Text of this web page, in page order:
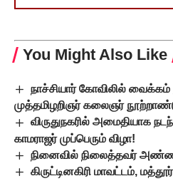
You Might Also Like
நாச்சியார் கோவிலில் வைக்கம்
முத்தமிழறிஞர் கலைஞர்
விருதுநகரில் அமைதியாக
காமராஜர் முப்பெரும் விழா!
நினைவில் நிலைத்தவர்
கிருட்டினகிரி மாவட்டம்,